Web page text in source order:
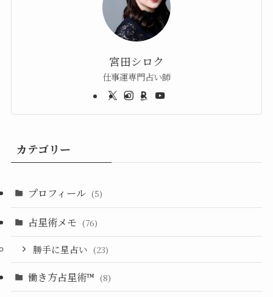
宮田シロク
仕事運専門占い師
カテゴリー
プロフィール (5)
占星術メモ (76)
勝手に星占い (23)
働き方占星術™︎ (8)